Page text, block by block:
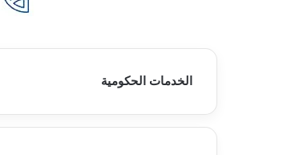
الخدمات الحكومية